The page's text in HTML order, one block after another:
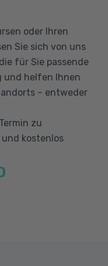
Behandlung
während
und die
oder Ihren
Sie sich von uns
für Sie passende
und helfen Ihnen
– entweder
zu
kostenlos